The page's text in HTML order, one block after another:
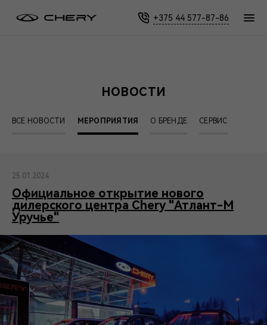
+375 44 577-87-86
Главная Новости Мероприятия
НОВОСТИ
ВСЕ НОВОСТИ МЕРОПРИЯТИЯ О БРЕНДЕ СЕРВИС
25.01.2024
Официальное открытие нового
дилерского центра Chery "Атлант-М
Уручье"